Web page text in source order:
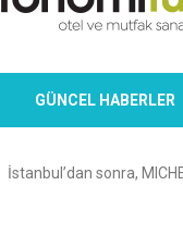
GÜNCEL HABERLER
İstanbul’dan sonra,